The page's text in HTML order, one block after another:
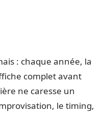
: chaque année, la
complet avant
ne caresse un
le timing,